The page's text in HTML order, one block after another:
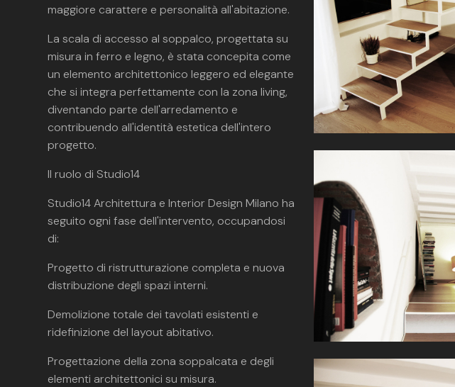
maggiore carattere e personalità all'abitazione.
La scala di accesso al soppalco, progettata su
misura in ferro e legno, è stata concepita come
un elemento architettonico leggero ed elegante
che si integra perfettamente con la zona living,
diventando parte dell'arredamento e
contribuendo all'identità estetica dell'intero
progetto.
Il ruolo di Studio14
Studio14 Architettura e Interior Design Milano ha
seguito ogni fase dell'intervento, occupandosi
di:
Progetto di ristrutturazione completa e nuova
distribuzione degli spazi interni.
Demolizione totale dei tavolati esistenti e
ridefinizione del layout abitativo.
Progettazione della zona soppalcata e degli
elementi architettonici su misura.